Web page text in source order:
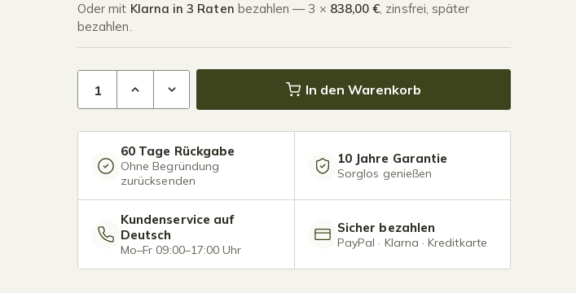
Oder mit Klarna in 3 Raten bezahlen — 3 × 838,00 €, zinsfrei, später
bezahlen.
Terrassenüberdachung Polycarbonat 8,03 x 3,5 Meter Matt weiß Menge
In den Warenkorb
60 Tage Rückgabe
Ohne Begründung
zurücksenden
10 Jahre Garantie
Sorglos genießen
Kundenservice auf
Deutsch
Mo–Fr 09:00–17:00 Uhr
Sicher bezahlen
PayPal · Klarna · Kreditkarte